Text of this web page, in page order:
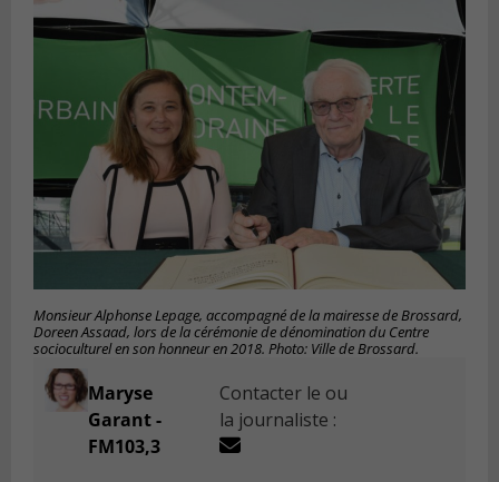
Monsieur Alphonse Lepage, accompagné de la mairesse de Brossard,
Doreen Assaad, lors de la cérémonie de dénomination du Centre
socioculturel en son honneur en 2018. Photo: Ville de Brossard.
Maryse
Garant -
FM103,3
Contacter le ou
la journaliste :